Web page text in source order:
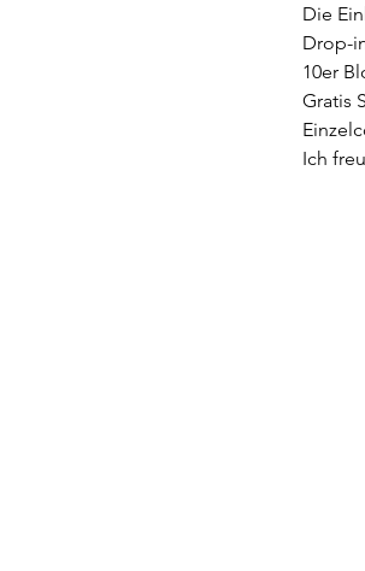
Die
Drop-
10er
Gratis
Ich